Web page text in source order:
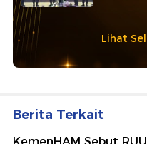
Lihat
Berita Terkait
KemenHAM Sebut